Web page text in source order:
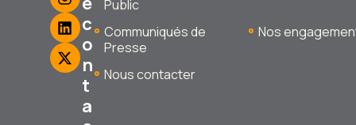
c
o
n
t
a
Public
Communiqués de
Presse
Nos
Nous contacter